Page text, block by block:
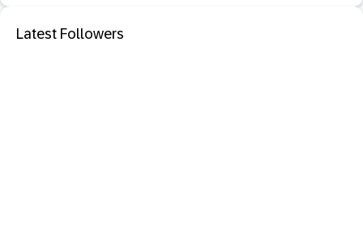
Latest Followers